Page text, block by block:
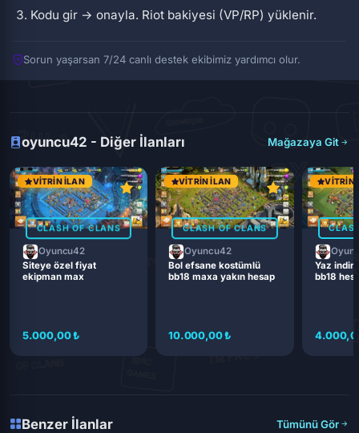
Kodu gir → onayla. Riot bakiyesi (VP/RP) yüklenir.
Sorun yaşarsan 7/24 canlı destek ekibimiz yardımcı olur.
oyuncu42 - Diğer İlanları Mağazaya Git
VITRIN İLAN
CLASH OF CLANS
Oyuncu42
Siteye özel fiyat
ekipman max
5.000,00 ₺
VITRIN İLAN
CLASH OF CLANS
Oyuncu42
Bol efsane kostümlü
bb18 maxa yakın hesap
10.000,00 ₺
VITRIN
Yaz
bb18
Benzer İlanlar Tümünü Gör